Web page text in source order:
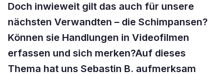
Doch inwieweit gilt das auch für unsere
nächsten Verwandten – die Schimpansen?
Können sie Handlungen in Videofilmen
erfassen und sich merken?Auf dieses
Thema hat uns Sebastin B. aufmerksam